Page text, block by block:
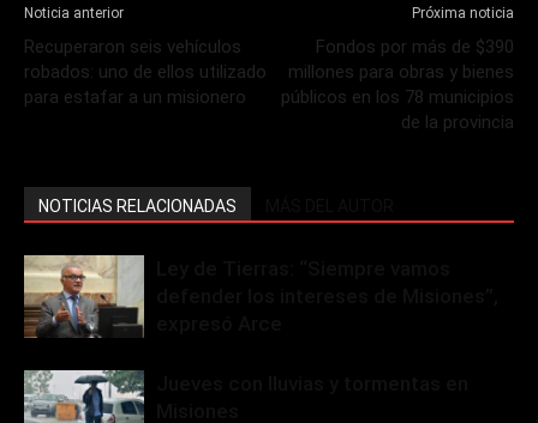
Noticia anterior
Recuperaron seis vehículos
robados: uno de ellos utilizado
para estafar a un misionero
Próxima noticia
Fondos por más de $390
millones para obras y bienes
públicos en los 78 municipios
de la provincia
NOTICIAS RELACIONADAS